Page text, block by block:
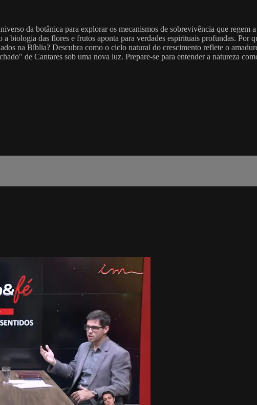
da botânica para explorar os mecanismos de sobrevivência que regem
biologia das flores e frutos aponta para verdades espirituais profundas. Por
na Bíblia? Descubra como o ciclo natural do crescimento reflete o
de Cantares sob uma nova luz. Prepare-se para entender a natureza